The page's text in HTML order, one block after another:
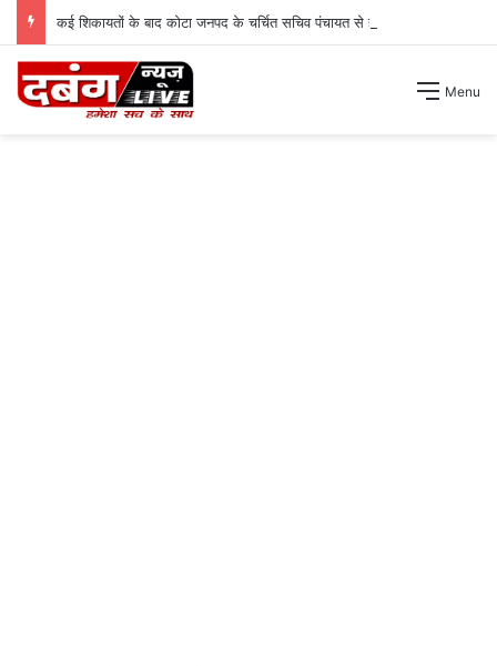
कई शिकायतों के बाद कोटा जनपद के चर्चित सचिव पंचायत से हटाए गए ।
Menu